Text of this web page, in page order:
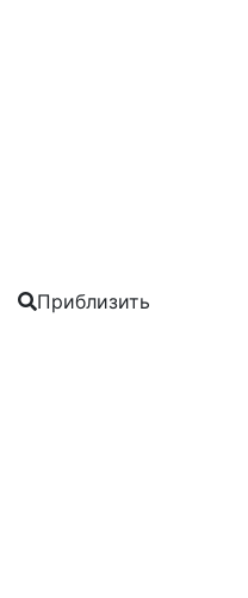
Приблизить